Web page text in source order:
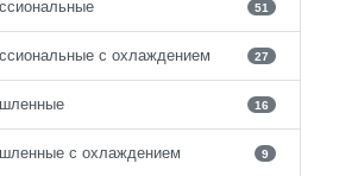
51
с охлаждением 27
16
с охлаждением 9